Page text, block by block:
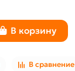
В корзину
В сравнение